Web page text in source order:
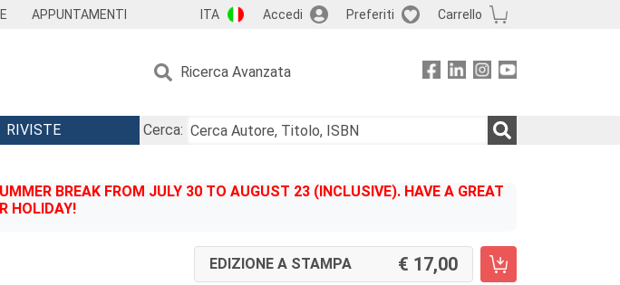
APPUNTAMENTI ITA Accedi Preferiti Carrello
Ricerca Avanzata
RIVISTE
Cerca:
BREAK FROM JULY 30 TO AUGUST 23 (INCLUSIVE). HAVE A GREAT
HOLIDAY!
EDIZIONE A STAMPA 17,00